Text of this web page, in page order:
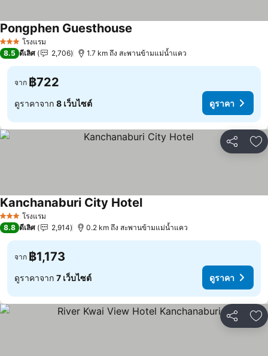
3 ดาว โรงแรม
Pongphen Guesthouse
8.5 ดีเลิศ 2,706 1.7 km ถึง สะพานข้ามแม่น้ำแคว
จาก ฿722
ดูราคาจาก 8 เว็บไซต์ ดูราคา
แชร์ เ
3 ดาว โรงแรม
Kanchanaburi City Hotel
8.8 ดีเลิศ 2,914 0.2 km ถึง สะพานข้ามแม่น้ำแคว
จาก ฿1,173
ดูราคาจาก 7 เว็บไซต์ ดูราคา
แชร์ เ